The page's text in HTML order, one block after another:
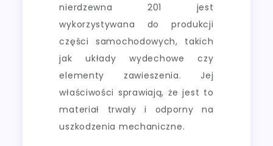
nierdzewna 201 jest
wykorzystywana do produkcji
części samochodowych, takich
jak układy wydechowe czy
elementy zawieszenia. Jej
właściwości sprawiają, że jest to
materiał trwały i odporny na
uszkodzenia mechaniczne.